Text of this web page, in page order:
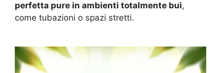
perfetta pure in ambienti totalmente bui,
come tubazioni o spazi stretti.